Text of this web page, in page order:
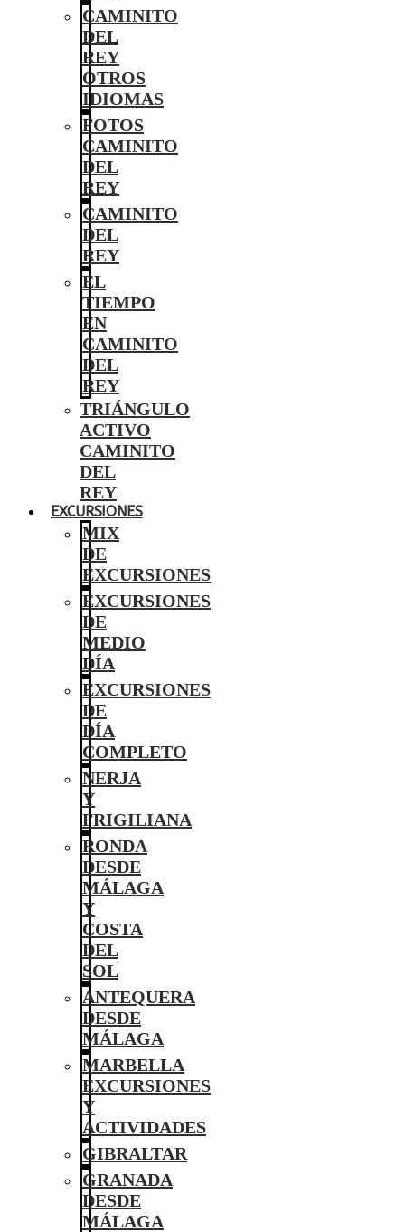
CAMINITO
DEL
REY
OTROS
IDIOMAS
FOTOS
CAMINITO
DEL
REY
CAMINITO
DEL
REY
EL
TIEMPO
EN
CAMINITO
DEL
REY
TRIÁNGULO
ACTIVO
CAMINITO
DEL
REY
EXCURSIONES
MIX
DE
EXCURSIONES
EXCURSIONES
DE
MEDIO
DÍA
EXCURSIONES
DE
DÍA
COMPLETO
NERJA
Y
FRIGILIANA
RONDA
DESDE
MÁLAGA
Y
COSTA
DEL
SOL
ANTEQUERA
DESDE
MÁLAGA
MARBELLA
EXCURSIONES
Y
ACTIVIDADES
GIBRALTAR
GRANADA
DESDE
MÁLAGA